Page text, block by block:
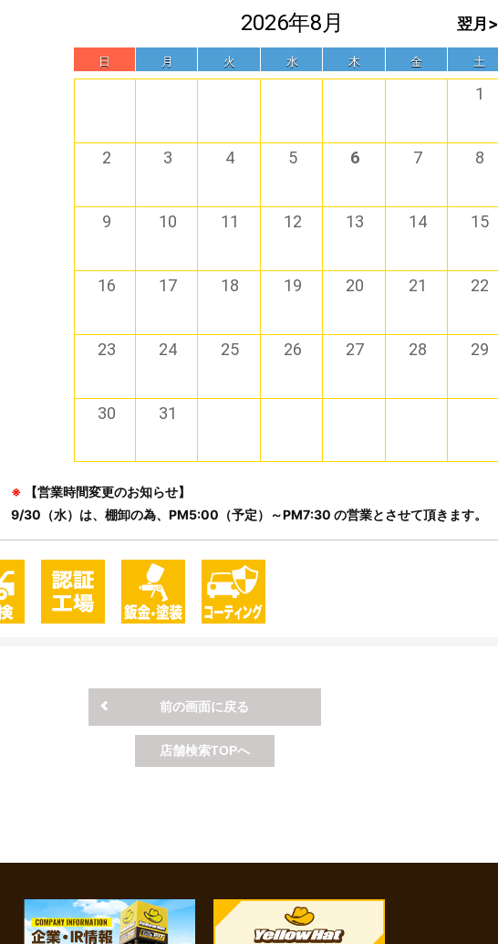
2026年8月 翌月>
日 月 火 水 木 金 土
1
2 3 4 5 6 7 8
9 10 11 12 13 14 15
16 17 18 19 20 21 22
23 24 25 26 27 28 29
30 31
※ 【営業時間変更のお知らせ】
9/30（水）は、棚卸の為、PM5:00（予定）～PM7:30 の営業とさせて頂きます。
前の画面に戻る
店舗検索TOPへ